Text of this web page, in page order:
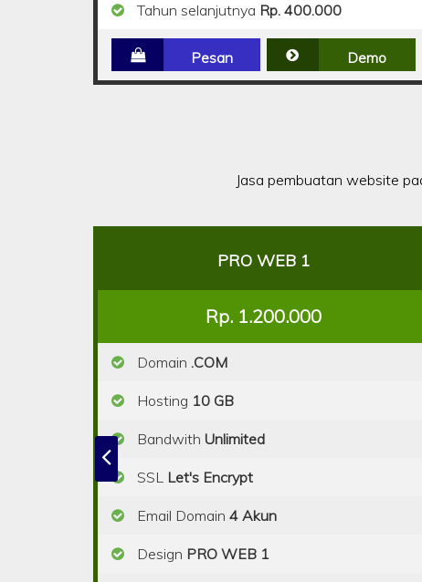
Tahun selanjutnya Rp. 400.000
Pesan Demo
Jasa pembuatan website
PRO WEB 1
Rp. 1.200.000
Domain .COM
Hosting 10 GB
Bandwith Unlimited
SSL Let's Encrypt
Email Domain 4 Akun
Design PRO WEB 1